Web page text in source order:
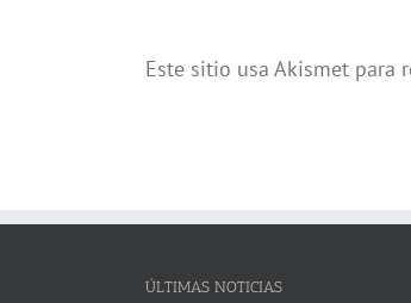
Este sitio usa Akismet para
ÚLTIMAS NOTICIAS